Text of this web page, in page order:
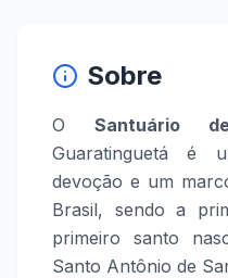
Sobre
O Santuário
Guaratinguetá é
devoção e um
Brasil, sendo a
primeiro santo
Santo Antônio de